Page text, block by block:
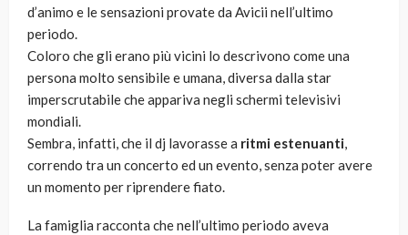
d’animo e le sensazioni provate da Avicii nell’ultimo
periodo.
Coloro che gli erano più vicini lo descrivono come una
persona molto sensibile e umana, diversa dalla star
imperscrutabile che appariva negli schermi televisivi
mondiali.
Sembra, infatti, che il dj lavorasse a ritmi estenuanti,
correndo tra un concerto ed un evento, senza poter avere
un momento per riprendere fiato.
La famiglia racconta che nell’ultimo periodo aveva